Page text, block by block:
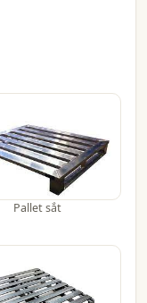
Pallet sắt